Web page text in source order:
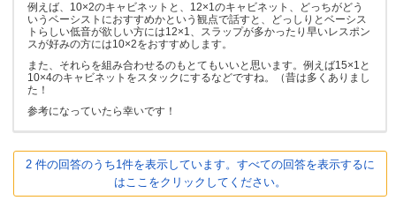
例えば、10×2のキャビネットと、12×1のキャビネット、どっちがどう
いうベーシストにおすすめかという観点で話すと、どっしりとベーシス
トらしい低音が欲しい方には12×1、スラップが多かったり早いレスポン
スが好みの方には10×2をおすすめします。
また、それらを組み合わせるのもとてもいいと思います。例えば15×1と
10×4のキャビネットをスタックにするなどですね。（昔は多くありまし
た！
参考になっていたら幸いです！
2 件の回答のうち1件を表示しています。すべての回答を表示するに
はここをクリックしてください。